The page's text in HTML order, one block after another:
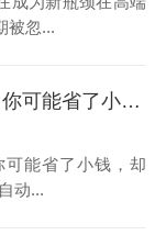
被忽...
“不买唯思特，你可能省了小钱，却亏了大钱”：揭秘自动化整列的“隐性成本”黑洞
可能省了小钱，却
动...